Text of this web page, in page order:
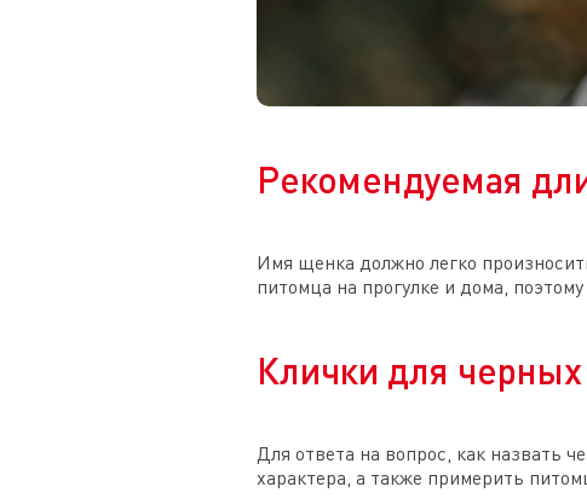
Рекомендуемая
Имя щенка должно легко
питомца на прогулке и дома,
Клички для
Для ответа на вопрос, как назвать
характера, а также примерить